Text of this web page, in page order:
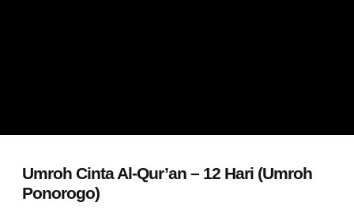
Umroh Cinta Al-Qur’an – 12 Hari (Umroh
Ponorogo)